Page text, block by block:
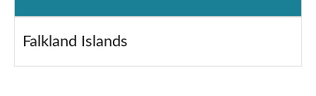
Falkland Islands